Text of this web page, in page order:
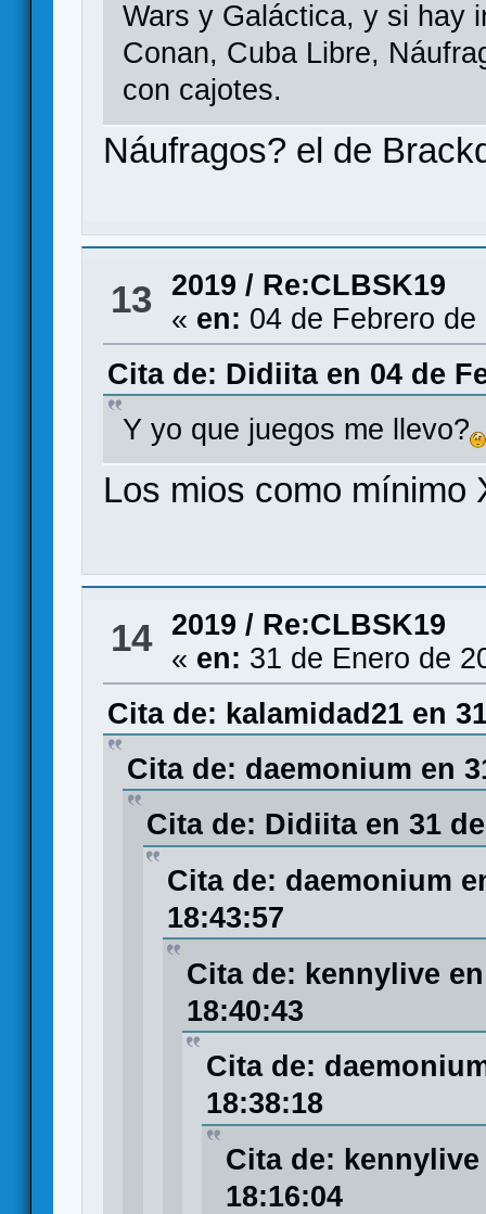
Wars y Galáctica, y si hay
Conan, Cuba Libre,
con cajotes.
Náufragos? el de
13 2019 / Re:CLBSK19
« en: 04 de Febrero
Cita de: Didiita en 04 de
Y yo que juegos me llevo?
Los mios como mínimo
14 2019 / Re:CLBSK19
« en: 31 de Enero de
Cita de: kalamidad21 en
Cita de: daemonium en
Cita de: Didiita en 31
Cita de: daemonium
18:43:57
Cita de: kennylive
18:40:43
Cita de:
18:38:18
Cita de: kennylive
18:16:04